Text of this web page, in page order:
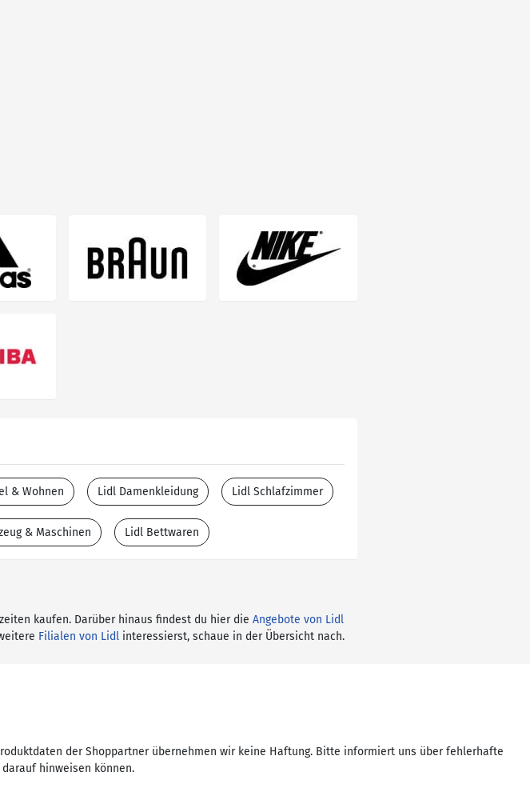
& Wohnen Lidl Damenkleidung Lidl Schlafzimmer
& Maschinen Lidl Bettwaren
kaufen. Darüber hinaus findest du hier die Angebote von Lidl
Filialen von Lidl interessierst, schaue in der Übersicht nach.
der Shoppartner übernehmen wir keine Haftung. Bitte informiert uns über fehlerhafte
hinweisen können.